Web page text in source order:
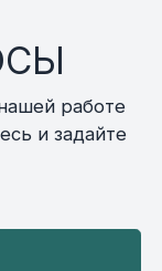
работе
и задайте